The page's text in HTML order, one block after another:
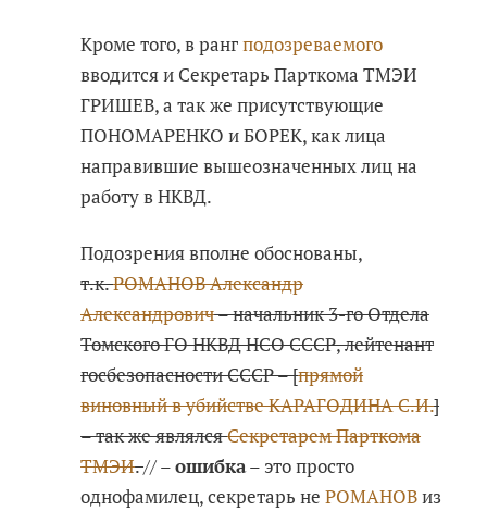
Кроме того, в рангподозреваемого
вводится и Секретарь Парткома ТМЭИ
ГРИШЕВ, а так же присутствующие
ПОНОМАРЕНКО и БОРЕК, как лица
направившие вышеозначенных лиц на
работу в НКВД.
Подозрения вполне обоснованы,
т.к.РОМАНОВ Александр
Александрович– начальник 3-го Отдела
Томского ГО НКВД НСО СССР, лейтенант
госбезопасности СССР – [прямой
виновный в убийстве КАРАГОДИНА С.И.]
– так же являлсяСекретарем Парткома
ТМЭИ.// –ошибка– это просто
однофамилец, секретарь неРОМАНОВиз